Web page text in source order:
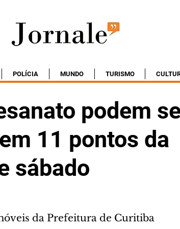
POLÍCIA MUNDO TURISMO
podem
11 pontos da
sábado
da Prefeitura de Curitiba